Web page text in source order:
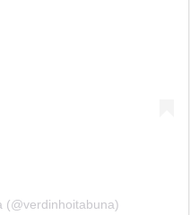
(@verdinhoitabuna)